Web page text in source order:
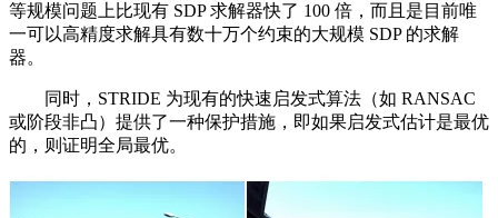
等规模问题上比现有 SDP 求解器快了 100 倍，而且是目前唯
一可以高精度求解具有数十万个约束的大规模 SDP 的求解
器。
同时，STRIDE 为现有的快速启发式算法（如 RANSAC
或阶段非凸）提供了一种保护措施，即如果启发式估计是最优
的，则证明全局最优。